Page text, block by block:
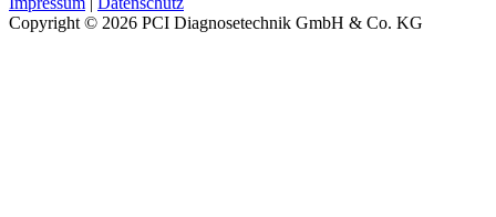
Copyright © 2026 PCI Diagnosetechnik GmbH & Co. KG